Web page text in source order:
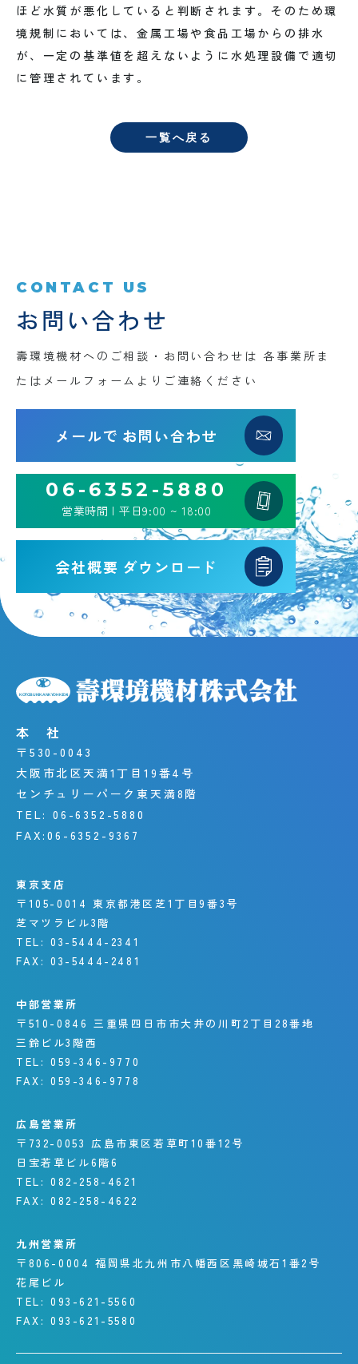
ほど水質が悪化していると判断されます。そのため環
境規制においては、金属工場や食品工場からの排水
が、一定の基準値を超えないように水処理設備で適切
に管理されています。
一覧へ戻る
CONTACT US
お問い合わせ
壽環境機材へのご相談・お問い合わせは 各事業所ま
たはメールフォームよりご連絡ください
メールで お問い合わせ
06-6352-5880
営業時間 | 平日9:00 ~ 18:00
会社概要 ダウンロード
本 社
〒530-0043
大阪市北区天満1丁目19番4号
センチュリーパーク東天満8階
TEL: 06-6352-5880
FAX:06-6352-9367
東京支店
〒105-0014 東京都港区芝1丁目9番3号
芝マツラビル3階
TEL: 03-5444-2341
FAX: 03-5444-2481
中部営業所
〒510-0846 三重県四日市市大井の川町2丁目28番地
三鈴ビル3階西
TEL: 059-346-9770
FAX: 059-346-9778
広島営業所
〒732-0053 広島市東区若草町10番12号
日宝若草ビル6階6
TEL: 082-258-4621
FAX: 082-258-4622
九州営業所
〒806-0004 福岡県北九州市八幡西区 黒崎城石1番2号
花尾ビル
TEL: 093-621-5560
FAX: 093-621-5580